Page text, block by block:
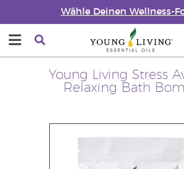
Wähle Deinen Wellness-
Young Living Stress
Relaxing Bath